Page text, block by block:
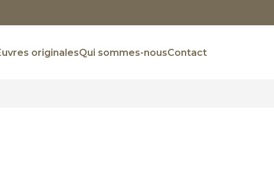
originalesQui sommes-nousContact